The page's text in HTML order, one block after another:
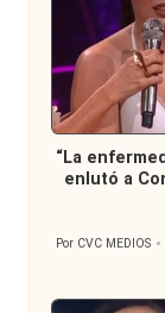
Publicada
en
“La
enlutó a
Publicado
Por CVC MEDIOS